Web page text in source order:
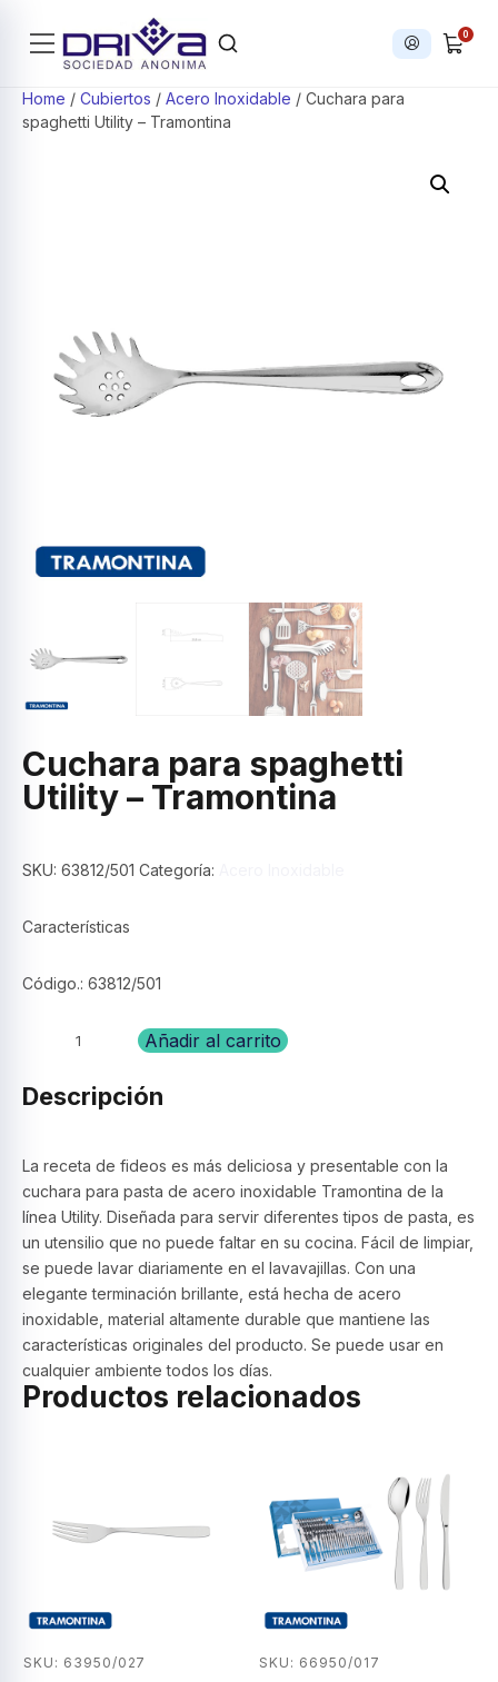
Iniciar
0
Home / Cubiertos / Acero Inoxidable / Cuchara para
spaghetti Utility – Tramontina
Cuchara para spaghetti
Utility – Tramontina
SKU: 63812/501 Categoría:
Características
Código.: 63812/501
Cuchara
spaghetti
Utility
Tramontina
Añadir al carrito
Descripción
La receta de fideos es más deliciosa y presentable con la
cuchara para pasta de acero inoxidable Tramontina de la
línea Utility. Diseñada para servir diferentes tipos de pasta, es
un utensilio que no puede faltar en su cocina. Fácil de limpiar,
se puede lavar diariamente en el lavavajillas. Con una
elegante terminación brillante, está hecha de acero
inoxidable, material altamente durable que mantiene las
características originales del producto. Se puede usar en
cualquier ambiente todos los días.
Productos relacionados
SKU: 63950/027 SKU: 66950/017